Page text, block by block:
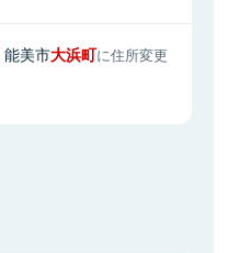
能美市大浜町に住所変更